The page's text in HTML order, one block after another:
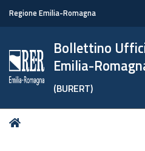
Regione Emilia-Romagna
Bollettino
Emilia-
(BURERT)
Tu